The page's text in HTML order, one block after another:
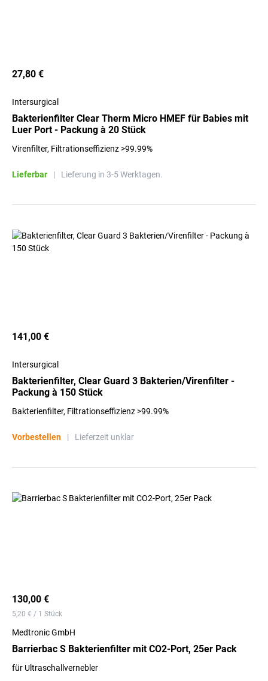
27,80 €
Intersurgical
Bakterienfilter Clear Therm Micro HMEF für Babies mit
Luer Port - Packung à 20 Stück
Virenfilter, Filtrationseffizienz >99.99%
Lieferbar | Lieferung in 3-5 Werktagen.
141,00 €
Intersurgical
Bakterienfilter, Clear Guard 3 Bakterien/Virenfilter -
Packung à 150 Stück
Bakterienfilter, Filtrationseffizienz >99.99%
Vorbestellen | Lieferzeit unklar
130,00 €
5,20 € / 1 Stück
Medtronic GmbH
Barrierbac S Bakterienfilter mit CO2-Port, 25er Pack
für Ultraschallvernebler